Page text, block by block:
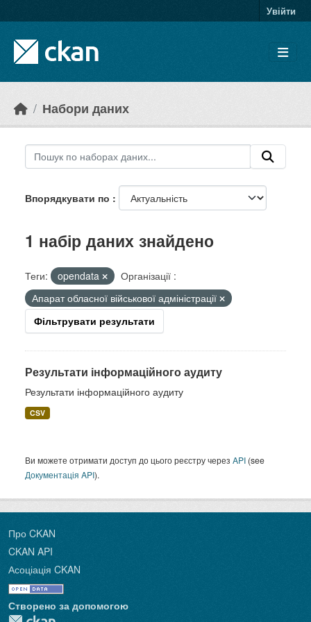
Увійти
Набори даних
Впорядкувати по
1 набір даних знайдено
Теги: opendata
Організації :
Апарат обласної військової адміністрації
Фільтрувати результати
Результати інформаційного аудиту
Результати інформаційного аудиту
CSV
Ви можете отримати доступ до цього реєстру через API (see
Документація API).
Про CKAN
CKAN API
Асоціація CKAN
Створено за допомогою